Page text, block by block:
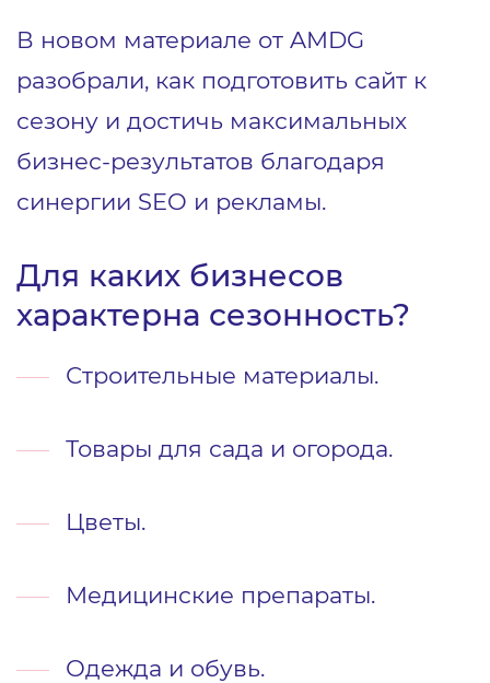
В новом материале от AMDG
разобрали, как подготовить сайт к
сезону и достичь максимальных
бизнес-результатов благодаря
синергии SEO и рекламы.
Для каких бизнесов
характерна сезонность?
Строительные материалы.
Товары для сада и огорода.
Цветы.
Медицинские препараты.
Одежда и обувь.